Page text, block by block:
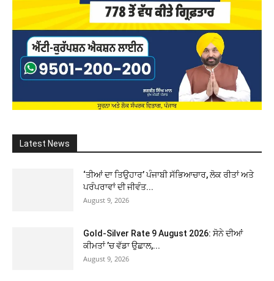
Latest News
‘ਤੀਆਂ ਦਾ ਤਿਉਹਾਰ’ ਪੰਜਾਬੀ ਸੱਭਿਆਚਾਰ, ਲੋਕ ਰੀਤਾਂ ਅਤੇ
ਪਰੰਪਰਾਵਾਂ ਦੀ ਜੀਵੰਤ...
August 9, 2026
Gold-Silver Rate 9 August 2026: ਸੋਨੇ ਦੀਆਂ
ਕੀਮਤਾਂ ’ਚ ਵੱਡਾ ਉਛਾਲ,...
August 9, 2026